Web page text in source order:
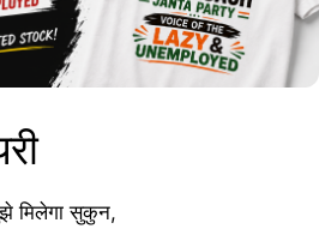
मिलेगा सुकुन,